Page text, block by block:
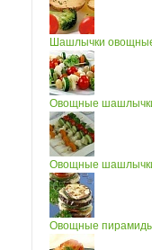
Шашлычки
Овощные
Овощные
Овощные